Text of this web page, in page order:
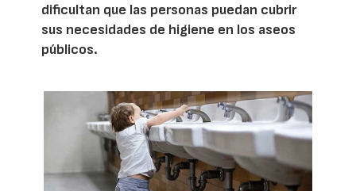
dificultan que las personas puedan cubrir
sus necesidades de higiene en los aseos
públicos.